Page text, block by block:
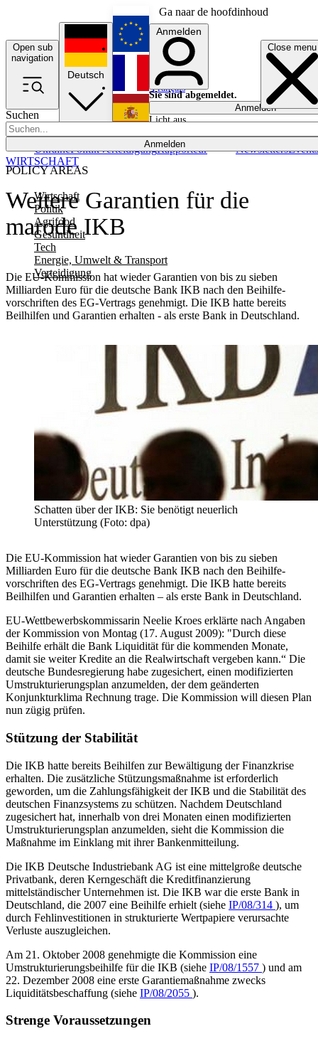
Ga naar de hoofdinhoud
Open sub
navigation
Close menu
Suchen
Anmelden
POLICY AREAS
Wirtschaft
Politik
Agrifood
Gesundheit
Tech
Energie, Umwelt & Transport
Verteidigung
UkrainePolitikVerteidigungRapporteur NewslettersEvents
Deutsch
English
Français
Anmelden
Sie sind abgemeldet.
Anmelden
Licht aus
Weitere Garantien für die
marode IKB
Die EU-Kommission hat wieder Garantien von bis zu sieben
Milliarden Euro für die deutsche Bank IKB nach den Beihilfe­
vorschriften des EG-Vertrags genehmigt. Die IKB hatte bereits
Beilhilfen und Garantien erhalten - als erste Bank in Deutschland.
WIRTSCHAFT
Schatten über der IKB: Sie benötigt neuerlich
Unterstützung (Foto: dpa)
Die EU-Kommission hat wieder Garantien von bis zu sieben
Milliarden Euro für die deutsche Bank IKB nach den Beihilfe­
vorschriften des EG-Vertrags genehmigt. Die IKB hatte bereits
Beilhilfen und Garantien erhalten – als erste Bank in Deutschland.
EU-Wettbewerbskommissarin Neelie Kroes erklärte nach Angaben
der Kommission von Montag (17. August 2009): "Durch diese
Beihilfe erhält die Bank Liquidität für die kommenden Monate,
damit sie weiter Kredite an die Realwirtschaft vergeben kann.“ Die
deutsche Bundesregierung habe zugesichert, einen modifizierten
Umstrukturierungs­plan anzumelden, der dem geänderten
Konjunkturklima Rechnung trage. Die Kommission will diesen Plan
nun zügig prüfen.
Stützung der Stabilität
Die IKB hatte bereits Beihilfen zur Bewältigung der Finanzkrise
erhalten. Die zusätzliche Stützungs­maßnahme ist erforderlich
geworden, um die Zahlungsfähigkeit der IKB und die Stabilität des
deutschen Finanzsystems zu schützen. Nachdem Deutschland
zugesichert hat, innerhalb von drei Monaten einen modifizierten
Umstrukturierungsplan anzumelden, sieht die Kommission die
Maßnahme im Einklang mit ihrer Bankenmitteilung.
Die IKB Deutsche Industriebank AG ist eine mittelgroße deutsche
Privatbank, deren Kerngeschäft die Kreditfinanzierung
mittelständischer Unternehmen ist. Die IKB war die erste Bank in
Deutschland, die 2007 eine Beihilfe erhielt (siehe IP/08/314 ), um
durch Fehlinvestitionen in strukturierte Wertpapiere verursachte
Verluste auszugleichen.
Am 21. Oktober 2008 genehmigte die Kommission eine
Umstrukturierungsbeihilfe für die IKB (siehe IP/08/1557 ) und am
22. Dezember 2008 eine erste Garantiemaßnahme zwecks
Liquiditätsbeschaffung (siehe IP/08/2055 ).
Strenge Voraussetzungen